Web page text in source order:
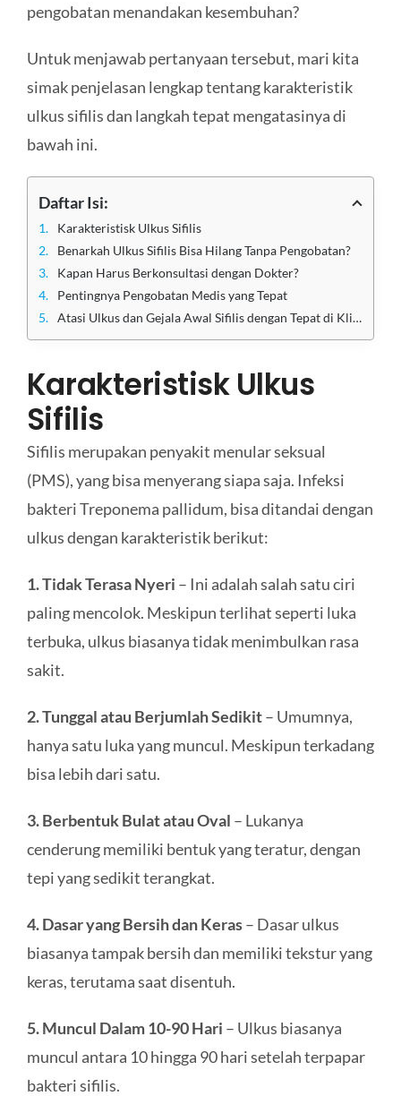
pengobatan menandakan kesembuhan?
Untuk menjawab pertanyaan tersebut, mari kita
simak penjelasan lengkap tentang karakteristik
ulkus sifilis dan langkah tepat mengatasinya di
bawah ini.
Daftar Isi:
Karakteristisk Ulkus Sifilis
Benarkah Ulkus Sifilis Bisa Hilang Tanpa Pengobatan?
Kapan Harus Berkonsultasi dengan Dokter?
Pentingnya Pengobatan Medis yang Tepat
Atasi Ulkus dan Gejala Awal Sifilis dengan Tepat di Klinik Utama Sentosa
Karakteristisk Ulkus
Sifilis
Sifilis merupakan penyakit menular seksual
(PMS), yang bisa menyerang siapa saja. Infeksi
bakteri Treponema pallidum, bisa ditandai dengan
ulkus dengan karakteristik berikut:
1. Tidak Terasa Nyeri – Ini adalah salah satu ciri
paling mencolok. Meskipun terlihat seperti luka
terbuka, ulkus biasanya tidak menimbulkan rasa
sakit.
2. Tunggal atau Berjumlah Sedikit– Umumnya,
hanya satu luka yang muncul. Meskipun terkadang
bisa lebih dari satu.
3. Berbentuk Bulat atau Oval – Lukanya
cenderung memiliki bentuk yang teratur, dengan
tepi yang sedikit terangkat.
4. Dasar yang Bersih dan Keras– Dasar ulkus
biasanya tampak bersih dan memiliki tekstur yang
keras, terutama saat disentuh.
5. Muncul Dalam 10-90 Hari – Ulkus biasanya
muncul antara 10 hingga 90 hari setelah terpapar
bakteri sifilis.